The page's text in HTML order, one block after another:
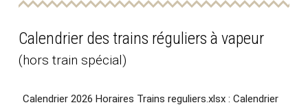
Calendrier des trains réguliers à vapeur
(hors train spécial)